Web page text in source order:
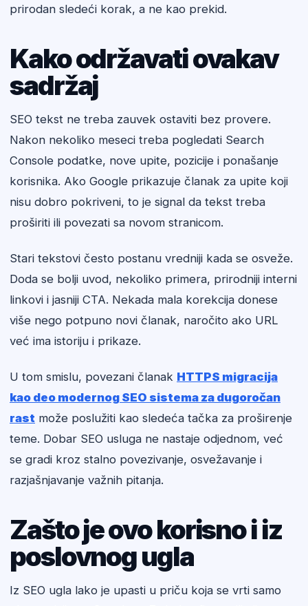
prirodan sledeći korak, a ne kao prekid.
Kako održavati ovakav
sadržaj
SEO tekst ne treba zauvek ostaviti bez provere.
Nakon nekoliko meseci treba pogledati Search
Console podatke, nove upite, pozicije i ponašanje
korisnika. Ako Google prikazuje članak za upite koji
nisu dobro pokriveni, to je signal da tekst treba
proširiti ili povezati sa novom stranicom.
Stari tekstovi često postanu vredniji kada se osveže.
Doda se bolji uvod, nekoliko primera, prirodniji interni
linkovi i jasniji CTA. Nekada mala korekcija donese
više nego potpuno novi članak, naročito ako URL
već ima istoriju i prikaze.
U tom smislu, povezani članak HTTPS migracija
kao deo modernog SEO sistema za dugoročan
rast može poslužiti kao sledeća tačka za proširenje
teme. Dobar SEO usluga ne nastaje odjednom, već
se gradi kroz stalno povezivanje, osvežavanje i
razjašnjavanje važnih pitanja.
Zašto je ovo korisno i iz
poslovnog ugla
Iz SEO ugla lako je upasti u priču koja se vrti samo